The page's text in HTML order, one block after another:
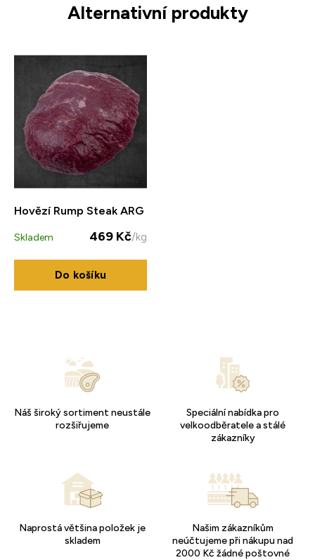
Alternativní produkty
Hovězí Rump Steak ARG
Skladem 469 Kč/kg
Do košíku
Náš široký sortiment neustále
rozšiřujeme
Speciální nabídka pro
velkoodběratele a stálé
zákazníky
Naprostá většina položek je
skladem
Našim zákazníkům
neúčtujeme při nákupu nad
2000 Kč žádné poštovné